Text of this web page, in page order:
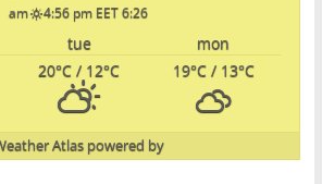
6:26 am
4:56 pm EET
mon
tue
19°C/ 13°C
20°C / 12°C
powered by
Atlas